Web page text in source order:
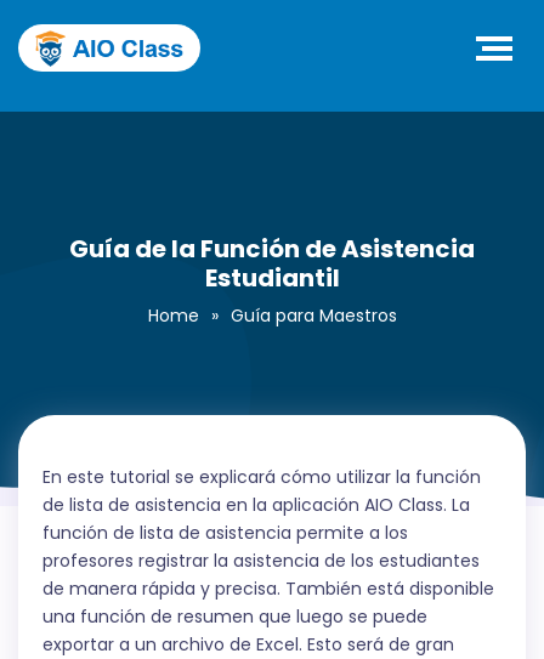
Guía de la Función de Asistencia
Estudiantil
Home » Guía para Maestros
En este tutorial se explicará cómo utilizar la función
de lista de asistencia en la aplicación AIO Class. La
función de lista de asistencia permite a los
profesores registrar la asistencia de los estudiantes
de manera rápida y precisa. También está disponible
una función de resumen que luego se puede
exportar a un archivo de Excel. Esto será de gran